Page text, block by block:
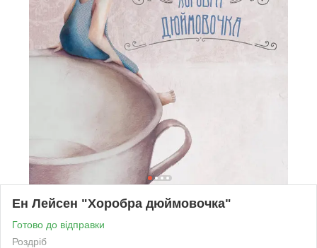
Ен Лейсен "Хоробра дюймовочка"
Готово до відправки
Роздріб